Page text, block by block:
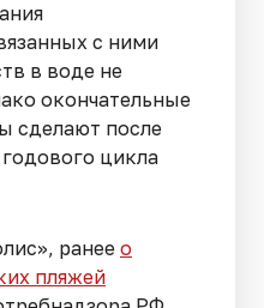
с ними
в воде не
окончательные
сделают после
цикла
ранеео
пляжей